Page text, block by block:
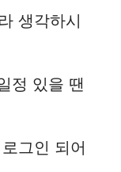
생각하시
정 있을 땐
그인 되어